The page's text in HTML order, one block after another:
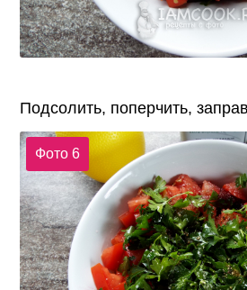
Подсолить, поперчить,
Фото 6